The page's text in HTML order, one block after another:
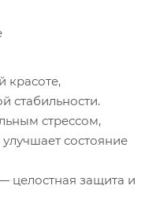
красоте,
стабильности.
стрессом,
состояние
целостная защита и